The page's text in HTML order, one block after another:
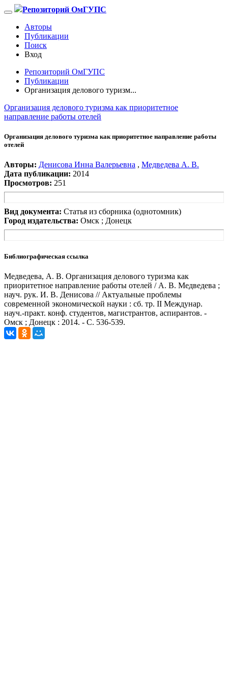
Репозиторий ОмГУПС
Авторы
Публикации
Поиск
Вход
Репозиторий ОмГУПС
Публикации
Организация делового туризм...
Организация делового туризма как приоритетное
направление работы отелей
Организация делового туризма как приоритетное направление работы
отелей
Авторы: Денисова Инна Валерьевна , Медведева А. В.
Дата публикации: 2014
Просмотров: 251
Вид документа: Статья из сборника (однотомник)
Город издательства: Омск ; Донецк
Библиографическая ссылка
Медведева, А. В. Организация делового туризма как
приоритетное направление работы отелей / А. В. Медведева ;
науч. рук. И. В. Денисова // Актуальные проблемы
современной экономической науки : сб. тр. II Междунар.
науч.-практ. конф. студентов, магистрантов, аспирантов. -
Омск ; Донецк : 2014. - С. 536-539.